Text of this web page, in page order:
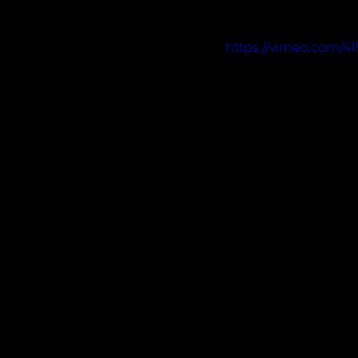
https://vimeo.com/